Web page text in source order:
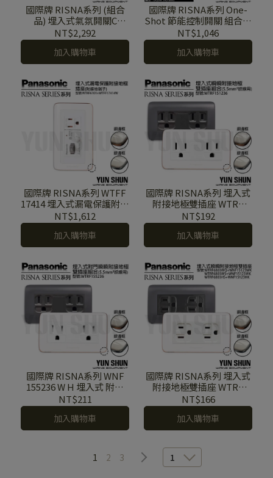
國際牌 RISNA系列 (組合
品) 埋入式氣氛開關C
WTRF 57016 W H WTRF
57026 W H 白色 灰色 附蓋
板
NT$2,292
加入購物車
國際牌 RISNA系列 One-
Shot 節能控制開關 組合品
WTRF 5931 W H (AC 110V
60Hz) 節能 開關 節能開關
附蓋板
NT$1,046
加入購物車
國際牌 RISNA系列 WTFF
17414 埋入式漏電保護附接
地極插座含蓋板
NT$1,612
加入購物車
國際牌 RISNA系列 埋入式
附接地極雙插座 WTRF
蓋板
NT$192
加入購物車
國際牌 RISNA系列 WNF
155236 W H 埋入式 附門
(5.5mm絞線用) 附接地極
雙插座 附蓋板
NT$211
加入購物車
國際牌 RISNA系列 埋入式
附接地極雙插座 WTRF
15123 附蓋板
NT$166
加入購物車
1 2 3 1